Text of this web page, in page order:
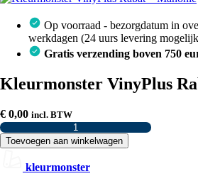
Op voorraad - bezorgdatum in
werkdagen (24 uurs levering
Gratis verzending boven 750
Kleurmonster VinyPlus
€ 0,00 incl. BTW
Kleurmonster
VinyPlus
Rabat
Toevoegen aan winkelwagen
kleurmonster